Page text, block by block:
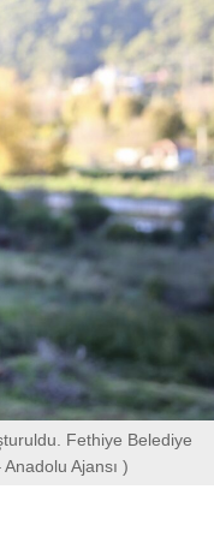
Fethiye Belediye
Ajansı )